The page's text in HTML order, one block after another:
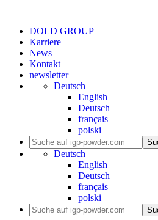
DOLD GROUP
Karriere
News
Kontakt
newsletter
Deutsch
English
Deutsch
français
polski
Deutsch
English
Deutsch
français
polski